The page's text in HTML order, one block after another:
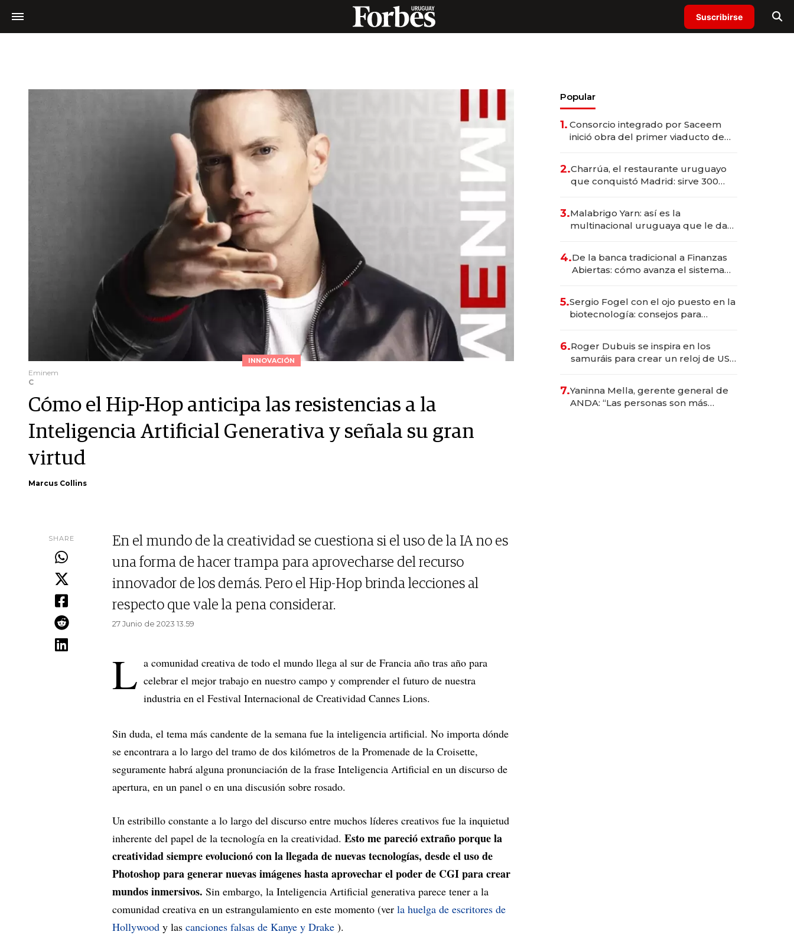
Suscribirse
INNOVACIÓN
Eminem
C
Cómo el Hip-Hop anticipa las resistencias a la
Inteligencia Artificial Generativa y señala su gran
virtud
Marcus Collins
SHARE
En el mundo de la creatividad se cuestiona si el uso de la IA no es
una forma de hacer trampa para aprovecharse del recurso
innovador de los demás. Pero el Hip-Hop brinda lecciones al
respecto que vale la pena considerar.
27 Junio de 2023 13.59
L a comunidad creativa de todo el mundo llega al sur de Francia año tras año para
celebrar el mejor trabajo en nuestro campo y comprender el futuro de nuestra
industria en el Festival Internacional de Creatividad Cannes Lions.
Sin duda, el tema más candente de la semana fue la inteligencia artificial. No importa dónde
se encontrara a lo largo del tramo de dos kilómetros de la Promenade de la Croisette,
seguramente habrá alguna pronunciación de la frase Inteligencia Artificial en un discurso de
apertura, en un panel o en una discusión sobre rosado.
Un estribillo constante a lo largo del discurso entre muchos líderes creativos fue la inquietud
inherente del papel de la tecnología en la creatividad. Esto me pareció extraño porque la
creatividad siempre evolucionó con la llegada de nuevas tecnologías, desde el uso de
Photoshop para generar nuevas imágenes hasta aprovechar el poder de CGI para crear
mundos inmersivos. Sin embargo, la Inteligencia Artificial generativa parece tener a la
comunidad creativa en un estrangulamiento en este momento (ver la huelga de escritores de
Hollywood y las canciones falsas de Kanye y Drake ).
Popular
1. Consorcio integrado por Saceem
inició obra del primer viaducto de
millones
2.Charrúa, el restaurante uruguayo
que conquistó Madrid: sirve 300
prepara apertura
3.Malabrigo Yarn: así es la
multinacional uruguaya que le da
4.De la banca tradicional a Finanzas
Abiertas: cómo avanza el sistema
5.Sergio Fogel con el ojo puesto en la
biotecnología: consejos para
6.Roger Dubuis se inspira en los
samuráis para crear un reloj de US$
7.Yaninna Mella, gerente general de
ANDA: “Las personas son más